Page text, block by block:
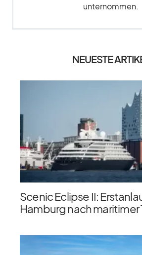
unternommen.
NEUESTE
Scenic Eclipse II:
Hamburg nach maritimer